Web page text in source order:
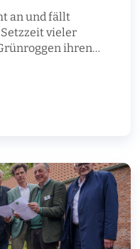
an und fällt
vieler
ihren
Darauf
in einer
aufmerksam und
zur Prävention.